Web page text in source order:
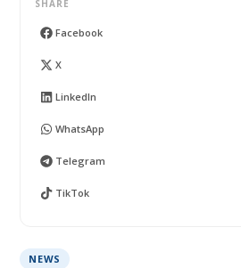
NEWS
SHARE
Facebook
X
LinkedIn
WhatsApp
Telegram
TikTok